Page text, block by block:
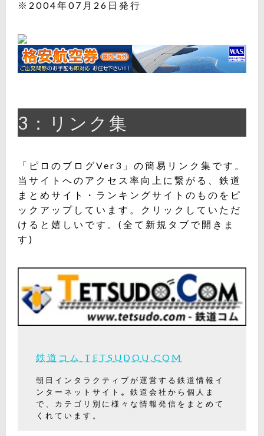
※2004年07月26日発行
3：リンク集
「ピロのブログVer3」の簡易リンク集です。
当サイトへのアクセス率向上に繋がる、鉄道
まとめサイト・ランキングサイトのものをピ
ックアップしています。クリックしていただ
けると嬉しいです。(全て新規タブで開きま
す)
鉄道コム TETSUDOU.COM
朝日インタラクティブが運営する鉄道情報イ
ンターネットサイト 。鉄道会社から個人ま
で、カテゴリ別に様々な情報発信をまとめて
くれています。